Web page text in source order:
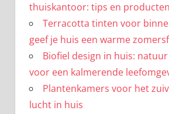
thuiskantoor: tips en producten
Terracotta tinten voor
geef je huis een warme
Biofiel design in huis:
voor een kalmerende
Plantenkamers voor het
lucht in huis